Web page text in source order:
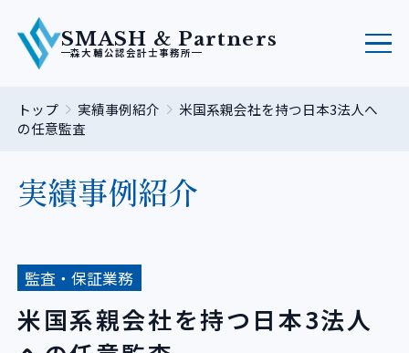
SMASH & Partners
森大輔公認会計士事務所
トップ 実績事例紹介
米国系親会社を持つ日本3法人へ
の任意監査
実績事例紹介
監査・保証業務
米国系親会社を持つ日本3法人